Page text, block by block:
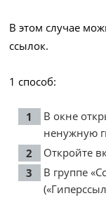
В этом случае
ссылок.
1 способ:
В окне
ненужную
Откройте
В группе